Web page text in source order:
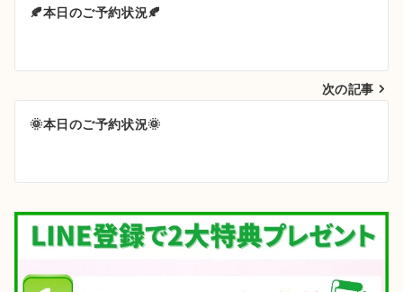
ビ
ゲ
シ
ョ
ン
🍂本日のご予約状況🍂
次の記事
🌞本日のご予約状況🌞